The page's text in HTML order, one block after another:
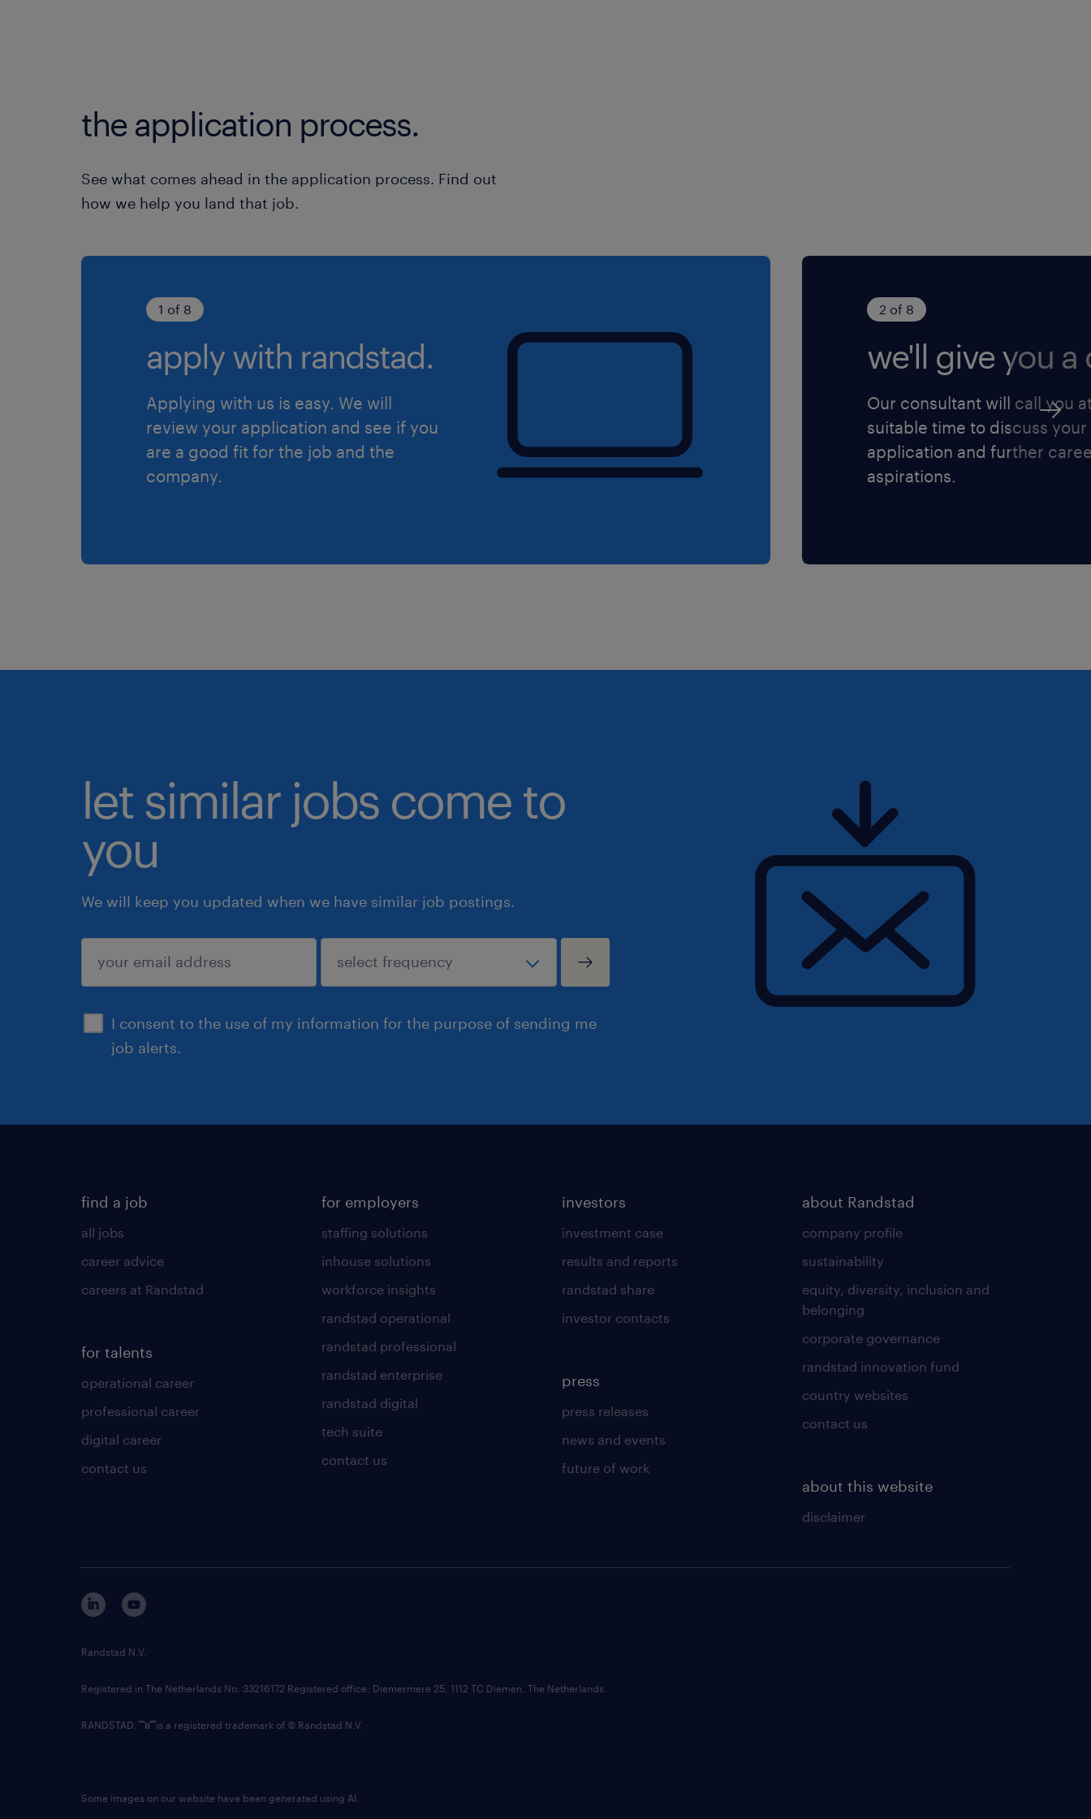
service et la satisfaction des clients.
the application process.
See what comes ahead in the application process. Find out
how we help you land that job.
1 of 8
apply with randstad.
Applying with us is easy. We will
review your application and see if you
are a good fit for the job and the
company.
2 of 8
we'll give you a
Our consultant will call you
suitable time to discuss your
application and further
aspirations.
let similar jobs come to
you
We will keep you updated when we have similar job postings.
I consent to the use of my information for the purpose of sending me
job alerts.
submit
find a job
all jobs
career advice
careers at Randstad
for talents
operational career
professional career
digital career
contact us
for employers
staffing solutions
inhouse solutions
workforce insights
randstad operational
randstad professional
randstad enterprise
randstad digital
tech suite
contact us
investors
investment case
results and reports
randstad share
investor contacts
press
press releases
news and events
future of work
about Randstad
company profile
sustainability
equity, diversity, inclusion and
belonging
corporate governance
randstad innovation fund
country websites
contact us
about this website
disclaimer
Randstad N.V.
Registered in The Netherlands No: 33216172 Registered office: Diemermere 25, 1112 TC Diemen, The Netherlands.
RANDSTAD, is a registered trademark of © Randstad N.V.
Some images on our website have been generated using AI.